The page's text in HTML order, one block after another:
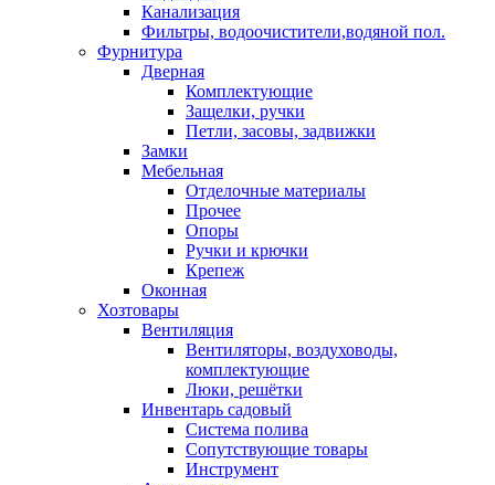
Канализация
Фильтры, водоочистители,водяной пол.
Фурнитура
Дверная
Комплектующие
Защелки, ручки
Петли, засовы, задвижки
Замки
Мебельная
Отделочные материалы
Прочее
Опоры
Ручки и крючки
Крепеж
Оконная
Хозтовары
Вентиляция
Вентиляторы, воздуховоды,
комплектующие
Люки, решётки
Инвентарь садовый
Система полива
Сопутствующие товары
Инструмент